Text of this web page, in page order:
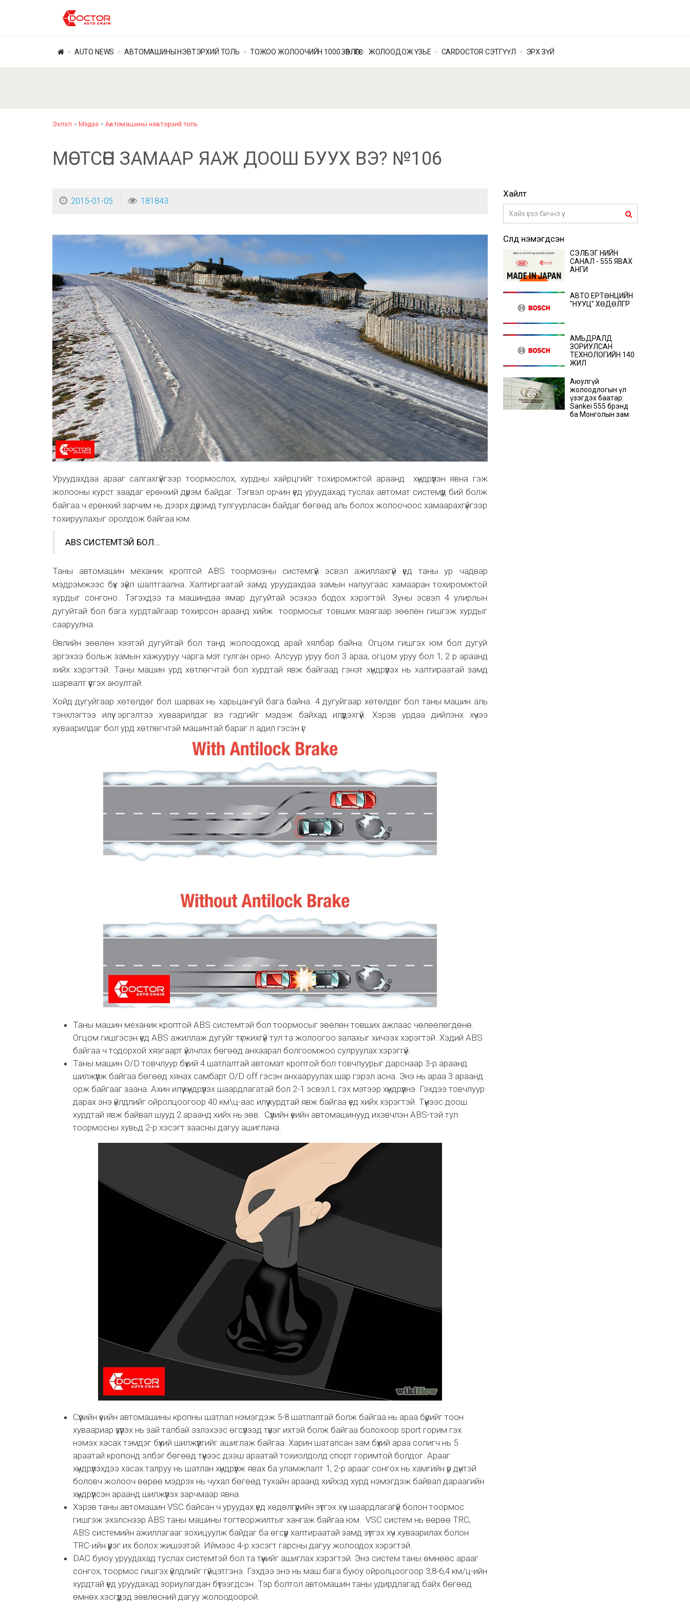
AUTO NEWS АВТОМАШИНЫ НЭВТЭРХИЙ ТОЛЬ ТОЖОО ЖОЛООЧИЙН 1000 ЗӨВЛӨГӨӨ ЖОЛООДОЖ ҮЗЬЕ CARDOCTOR СЭТГҮҮЛ ЭРХ ЗҮЙ
Эхлэл > Мэдээ > Автомашины нэвтэрхий толь
МӨСТСӨН ЗАМААР ЯАЖ ДООШ БУУХ ВЭ? №106
2015-01-05 181843
Уруудахдаа арааг салгахгүйгээр тоормослох, хурдны хайрцгийг тохиромжтой араанд хүндрүүлэн явна гэж
жолооны курст заадаг ерөнхий дүрэм байдаг. Тэгвэл орчин үед уруудахад туслах автомат системүүд бий болж
байгаа ч ерөнхий зарчим нь дээрх дүрэмд тулгуурласан байдаг бөгөөд аль болох жолоочоос хамаарахгүйгээр
тохируулахыг оролдож байгаа юм.
ABS СИСТЕМТЭЙ БОЛ...
Таны автомашин механик кроптой ABS тоормозны системгүй эсвэл ажиллахгүй үед таны ур чадвар
мэдрэмжээс бүх зүйл шалтгаална. Халтиргаатай замд уруудахдаа замын налуугаас хамааран тохиромжтой
хурдыг сонгоно. Тэгэхдээ та машиндаа ямар дугуйтай эсэхээ бодох хэрэгтэй. Зуны эсвэл 4 улирлын
дугуйтай бол бага хурдтайгаар тохирсон араанд хийж тоормосыг товших маягаар зөөлөн гишгэж хурдыг
сааруулна.
Өвлийн зөөлөн хээтэй дугуйтай бол танд жолоодоход арай хялбар байна. Огцом гишгэх юм бол дугуй
эргэхээ больж замын хажууруу чарга мэт гулган орно. Алсуур уруу бол 3 араа, огцом уруу бол 1, 2 р араанд
хийх хэрэгтэй. Таны машин урд хөтлөгчтэй бол хурдтай явж байгаад гэнэт хүндрүүлэх нь халтираатай замд
шарвалт үүсгэх аюултай.
Хойд дугуйгаар хөтөлдөг бол шарвах нь харьцангуй бага байна. 4 дугуйгаар хөтөлдөг бол таны машин аль
тэнхлэгтээ илүү эргэлтээ хуваарилдаг вэ гэдгийг мэдэж байхад илүүдэхгүй. Хэрэв урдаа дийлэнх хүчээ
хуваарилдаг бол урд хөтлөгчтэй машинтай бараг л адил гэсэн үг.
Таны машин механик кроптой ABS системтэй бол тоормосыг зөөлөн товших ажлаас чөлөөлөгдөнө.
Огцом гишгэсэн үед ABS ажиллаж дугуйг түгжихгүй тул та жолоогоо залахыг хичээх хэрэгтэй. Хэдий ABS
байгаа ч тодорхой хязгаарт үйлчлэх бөгөөд анхаарал болгоомжоо сулруулах хэрэггүй.
Таны машин O/D товчлуур бүхий 4 шатлалтай автомат кроптой бол товчлуурыг дарснаар 3-р араанд
шилжүүлж байгаа бөгөөд хянах самбарт O/D off гэсэн анхааруулах шар гэрэл асна. Энэ нь араа 3 араанд
орж байгааг заана. Ахин илүү хүндрүүлэх шаардлагатай бол 2-1 эсвэл L гэх мэтээр хүндрүүлнэ. Гэхдээ товчлуур
дарах энэ үйлдлийг ойролцоогоор 40 км\ц-аас илүү хурдтай явж байгаа үед хийх хэрэгтэй. Түүнээс доош
хурдтай явж байвал шууд 2 араанд хийх нь зөв. Сүүлийн үеийн автомашинууд ихэвчлэн ABS-тэй тул
тоормосны хувьд 2-р хэсэгт заасны дагуу ашиглана.
Сүүлийн үеийн автомашины кропны шатлал нэмэгдэж 5-8 шатлалтай болж байгаа нь араа бүрийг тоон
хуваариар үзүүлэх нь зай талбай эзлэхээс өгсүүлээд түвэг ихтэй болж байгаа болохоор sport горим гэх
нэмэх хасах тэмдэг бүхий шилжүүлгийг ашиглаж байгаа. Харин шаталсан зам бүхий араа солигч нь 5
араатай кропонд элбэг бөгөөд түүнээс дээш араатай тохиолдолд спорт горимтой болдог. Арааг
хүндрүүлэхдээ хасах талруу нь шатлан хүндрүүлж явах ба уламжлалт 1, 2-р арааг сонгох нь хамгийн үр дүнтэй
боловч жолооч өөрөө мэдрэх нь чухал бөгөөд тухайн араанд хийхэд хурд нэмэгдэж байвал дараагийн
хүндрүүлсэн араанд шилжүүлэх зарчмаар явна.
Хэрэв таны автомашин VSC байсан ч уруудах үед хөдөлгүүрийн зүтгэх хүч шаардлагагүй болон тоормос
гишгэж эхэлснээр ABS таны машины тогтворжилтыг хангаж байгаа юм. VSC систем нь өөрөө TRC,
ABS системийн ажиллагааг зохицуулж байдаг ба өгсүүр халтираатай замд зүтгэх хүч хуваарилах болон
TRC-ийн үүрэг их болох жишээтэй. Иймээс 4-р хэсэгт гарсны дагуу жолоодох хэрэгтэй.
DAC буюу уруудахад туслах системтэй бол та түүнийг ашиглах хэрэгтэй. Энэ систем таны өмнөөс арааг
сонгох, тоормос гишгэх үйлдлийг гүйцэтгэнэ. Гэхдээ энэ нь маш бага буюу ойролцоогоор 3,8-6,4 км/ц-ийн
хурдтай үед уруудахад зориулагдан бүтээгдсэн. Тэр болтол автомашин таны удирдлагад байх бөгөөд
өмнөх хэсгүүдэд зөвлөсний дагуу жолоодоорой.
Хайлт
Сүүлд нэмэгдсэн
СЭЛБЭГ ҮНИЙН
САНАЛ - 555 ЯВАХ
АНГИ
АВТО ЕРТӨНЦИЙН
"НУУЦ" ХӨДӨЛГҮҮР
АМЬДРАЛД
ЗОРИУЛСАН
ТЕХНОЛОГИЙН 140
ЖИЛ
Аюулгүй
жолоодлогын үл
үзэгдэх баатар:
Sankei 555 брэнд
ба Монголын зам